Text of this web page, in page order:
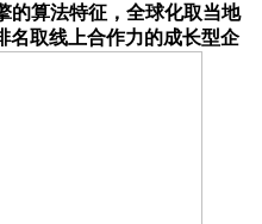
的算法特征，全球化取当地
名取线上合作力的成长型企